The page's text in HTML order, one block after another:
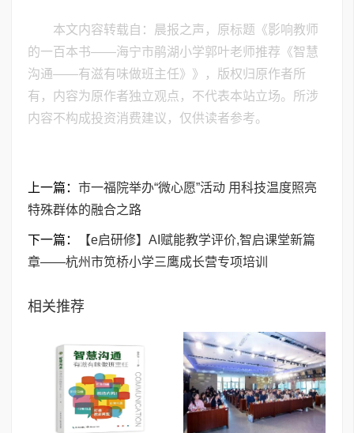
本文内容转载自：晨报之声，原标题《影响教师
的一百本书——海宁市鹃湖小学郭叶老师推荐《智慧
沟通——有滋有味做班主任》》，版权归原作者所
有，内容为原作者独立观点，不代表本站立场。所涉
内容不构成投资消费建议，仅供读者参考。
上一篇： 市一福院举办“微心愿”活动 用科技温度照亮
特殊群体的融合之路
下一篇：
【e启研修】AI赋能教学评价,智启课堂新篇
章——杭州市笕桥小学三鹰成长营专项培训
相关推荐